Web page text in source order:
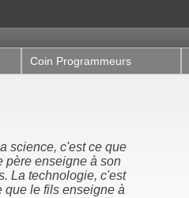
Coin Programmeurs
"Nous n'héritons pas de
la terre de nos ancêtres,
nous l'empruntons à nos
enfants"